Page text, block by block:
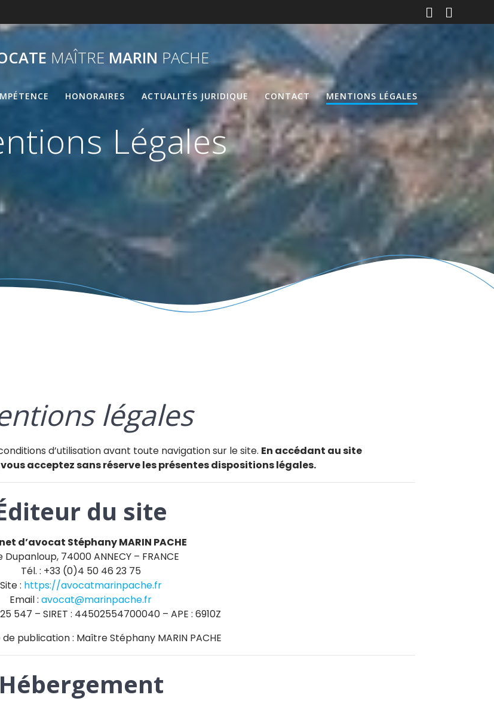
MAÎTRE MARIN PACHE
HONORAIRES ACTUALITÉS JURIDIQUE CONTACT MENTIONS LÉGALES
Légales
légales
d’utilisation avant toute navigation sur le site. En accédant au site
acceptez sans réserve les présentes dispositions légales.
du site
d’avocat Stéphany MARIN PACHE
Dupanloup, 74000 ANNECY – FRANCE
Tél. : +33 (0)4 50 46 23 75
Site : https://avocatmarinpache.fr
Email :avocat@marinpache.fr
547 – SIRET : 44502554700040 – APE : 6910Z
publication : Maître Stéphany MARIN PACHE
Hébergement